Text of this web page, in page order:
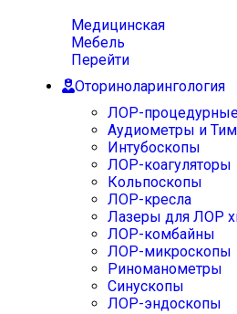
Медицинская
Мебель
Перейти
Оториноларингология
ЛОР-
Аудиометры и
Интубоскопы
ЛОР-коагуляторы
Кольпоскопы
ЛОР-кресла
Лазеры для ЛОР
ЛОР-комбайны
ЛОР-микроскопы
Риноманометры
Синускопы
ЛОР-эндоскопы